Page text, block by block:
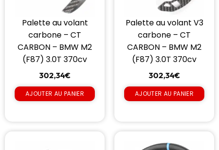
Palette au volant
carbone – CT
CARBON – BMW M2
(F87) 3.0T 370cv
302,34€
AJOUTER AU PANIER
Palette au volant V3
carbone – CT
CARBON – BMW M2
(F87) 3.0T 370cv
302,34€
AJOUTER AU PANIER